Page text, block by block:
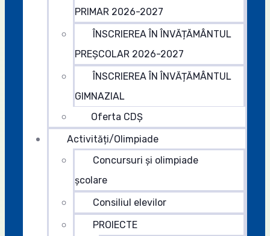
PRIMAR 2026-2027
ÎNSCRIEREA ÎN ÎNVĂȚĂMÂNTUL
PREȘCOLAR 2026-2027
ÎNSCRIEREA ÎN ÎNVĂȚĂMÂNTUL
GIMNAZIAL
Oferta CDȘ
Activități/Olimpiade
Concursuri și olimpiade
școlare
Consiliul elevilor
PROIECTE